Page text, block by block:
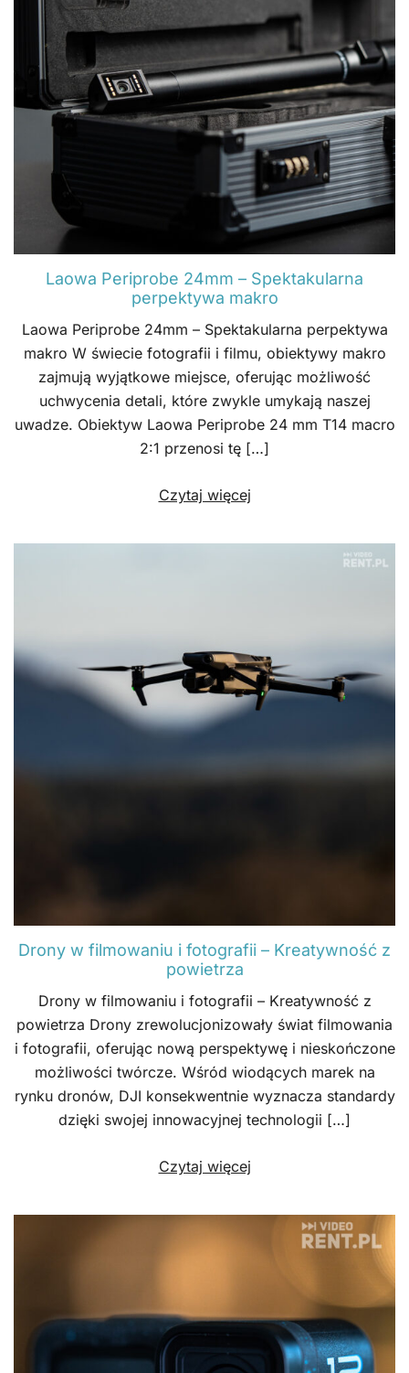
Laowa Periprobe 24mm – Spektakularna
perpektywa makro
Laowa Periprobe 24mm – Spektakularna perpektywa
makro W świecie fotografii i filmu, obiektywy makro
zajmują wyjątkowe miejsce, oferując możliwość
uchwycenia detali, które zwykle umykają naszej
uwadze. Obiektyw Laowa Periprobe 24 mm T14 macro
2:1 przenosi tę […]
Czytaj więcej
Drony w filmowaniu i fotografii – Kreatywność z
powietrza
Drony w filmowaniu i fotografii – Kreatywność z
powietrza Drony zrewolucjonizowały świat filmowania
i fotografii, oferując nową perspektywę i nieskończone
możliwości twórcze. Wśród wiodących marek na
rynku dronów, DJI konsekwentnie wyznacza standardy
dzięki swojej innowacyjnej technologii […]
Czytaj więcej